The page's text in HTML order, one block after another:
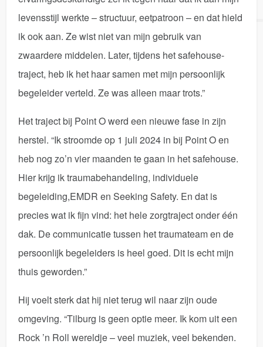
levensstijl werkte – structuur, eetpatroon – en dat hield
ik ook aan. Ze wist niet van mijn gebruik van
zwaardere middelen. Later, tijdens het safehouse-
traject, heb ik het haar samen met mijn persoonlijk
begeleider verteld. Ze was alleen maar trots.”
Het traject bij Point O werd een nieuwe fase in zijn
herstel. “Ik stroomde op 1 juli 2024 in bij Point O en
heb nog zo’n vier maanden te gaan in het safehouse.
Hier krijg ik traumabehandeling, individuele
begeleiding,EMDR en Seeking Safety. En dat is
precies wat ik fijn vind: het hele zorgtraject onder één
dak. De communicatie tussen het traumateam en de
persoonlijk begeleiders is heel goed. Dit is echt mijn
thuis geworden.”
Hij voelt sterk dat hij niet terug wil naar zijn oude
omgeving. “Tilburg is geen optie meer. Ik kom uit een
Rock ’n Roll wereldje – veel muziek, veel bekenden.